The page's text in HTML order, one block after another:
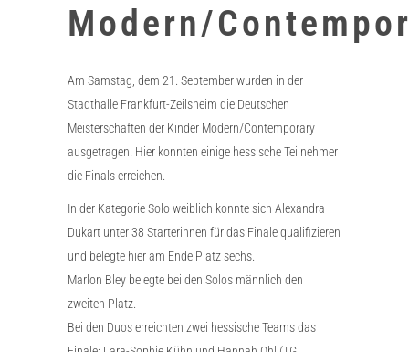
Modern/
Am Samstag, dem 21. September wurden in der
Stadthalle Frankfurt-Zeilsheim die Deutschen
Meisterschaften der Kinder Modern/Contemporary
ausgetragen. Hier konnten einige hessische Teilnehmer
die Finals erreichen.
In der Kategorie Solo weiblich konnte sich Alexandra
Dukart unter 38 Starterinnen für das Finale qualifizieren
und belegte hier am Ende Platz sechs.
Marlon Bley belegte bei den Solos männlich den
zweiten Platz.
Bei den Duos erreichten zwei hessische Teams das